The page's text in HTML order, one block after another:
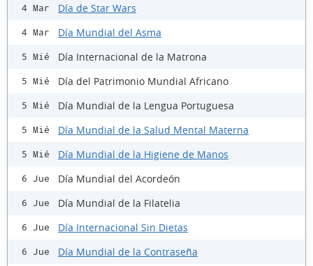
4 Mar Día de Star Wars
4 Mar Día Mundial del Asma
5 Mié Día Internacional de la Matrona
5 Mié Día del Patrimonio Mundial Africano
5 Mié Día Mundial de la Lengua Portuguesa
5 Mié Día Mundial de la Salud Mental Materna
5 Mié Día Mundial de la Higiene de Manos
6 Jue Día Mundial del Acordeón
6 Jue Día Mundial de la Filatelia
6 Jue Día Internacional Sin Dietas
6 Jue Día Mundial de la Contraseña